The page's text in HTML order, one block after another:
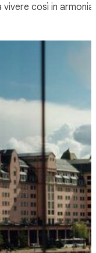
così in armonia